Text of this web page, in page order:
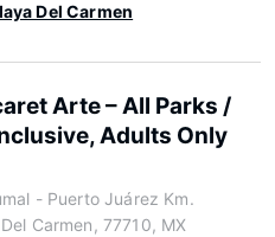
Del Carmen
Arte – All Parks /
Adults Only
- Puerto Juárez Km.
Carmen, 77710, MX